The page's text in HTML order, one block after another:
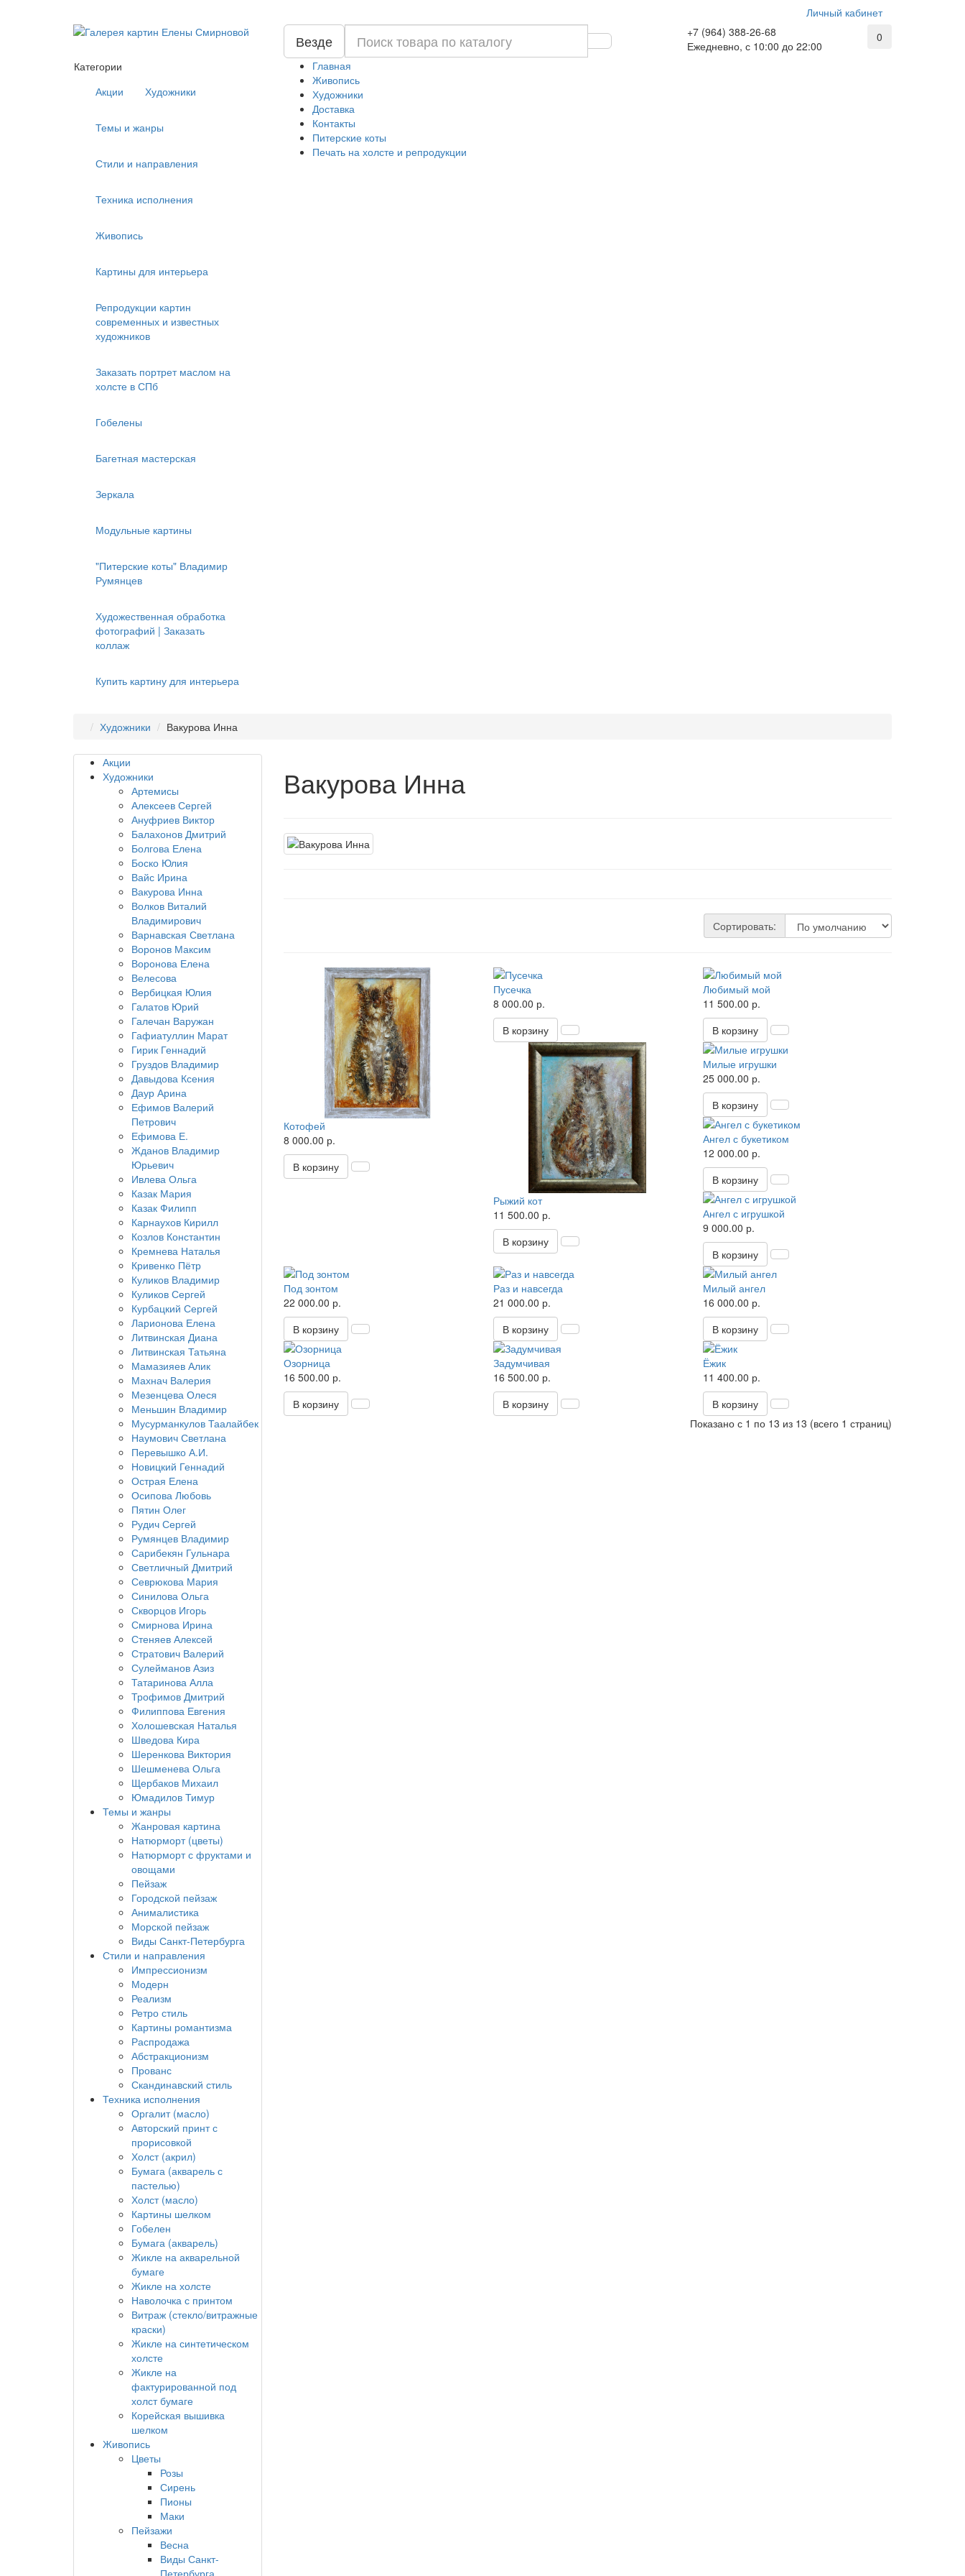
Личный кабинет
+7 (964) 388-26-68
Ежедневно, с 10:00 до 22:00
0
Везде
Главная
Живопись
Художники
Доставка
Контакты
Питерские коты
Печать на холсте и репродукции
Категории
Акции
Художники
Темы и жанры
Стили и направления
Техника исполнения
Живопись
Картины для интерьера
Репродукции картин
современных и известных
художников
Заказать портрет маслом на
холсте в СПб
Гобелены
Багетная мастерская
Зеркала
Модульные картины
"Питерские коты" Владимир
Румянцев
Художественная обработка
фотографий | Заказать
коллаж
Купить картину для интерьера
Художники Вакурова Инна
Акции
Художники
Артемисы
Алексеев Сергей
Ануфриев Виктор
Балахонов Дмитрий
Болгова Елена
Боско Юлия
Вайс Ирина
Вакурова Инна
Волков Виталий
Владимирович
Варнавская Светлана
Воронов Максим
Воронова Елена
Велесова
Вербицкая Юлия
Галатов Юрий
Галечан Варужан
Гафиатуллин Марат
Гирик Геннадий
Груздов Владимир
Давыдова Ксения
Даур Арина
Ефимов Валерий
Петрович
Ефимова Е.
Жданов Владимир
Юрьевич
Ивлева Ольга
Казак Мария
Казак Филипп
Карнаухов Кирилл
Козлов Константин
Кремнева Наталья
Кривенко Пётр
Куликов Владимир
Куликов Сергей
Курбацкий Сергей
Ларионова Елена
Литвинская Диана
Литвинская Татьяна
Мамазияев Алик
Махнач Валерия
Мезенцева Олеся
Меньшин Владимир
Мусурманкулов Таалайбек
Наумович Светлана
Перевышко А.И.
Новицкий Геннадий
Острая Елена
Осипова Любовь
Пятин Олег
Рудич Сергей
Румянцев Владимир
Сарибекян Гульнара
Светличный Дмитрий
Севрюкова Мария
Синилова Ольга
Скворцов Игорь
Смирнова Ирина
Стеняев Алексей
Стратович Валерий
Сулейманов Азиз
Татаринова Алла
Трофимов Дмитрий
Филиппова Евгения
Холошевская Наталья
Шведова Кира
Шеренкова Виктория
Шешменева Ольга
Щербаков Михаил
Юмадилов Тимур
Темы и жанры
Жанровая картина
Натюрморт (цветы)
Натюрморт с фруктами и
овощами
Пейзаж
Городской пейзаж
Анималистика
Морской пейзаж
Виды Санкт-Петербурга
Стили и направления
Импрессионизм
Модерн
Реализм
Ретро стиль
Картины романтизма
Распродажа
Абстракционизм
Прованс
Скандинавский стиль
Техника исполнения
Оргалит (масло)
Авторский принт с
прорисовкой
Холст (акрил)
Бумага (акварель с
пастелью)
Холст (масло)
Картины шелком
Гобелен
Бумага (акварель)
Жикле на акварельной
бумаге
Жикле на холсте
Наволочка с принтом
Витраж (стекло/витражные
краски)
Жикле на синтетическом
холсте
Жикле на
фактурированной под
холст бумаге
Корейская вышивка
шелком
Живопись
Цветы
Розы
Сирень
Пионы
Маки
Пейзажи
Весна
Виды Санкт-
Петербурга
Вакурова Инна
Сортировать:
Котофей
8 000.00 р.
В корзину
Пусечка
8 000.00 р.
В корзину
Любимый мой
11 500.00 р.
В корзину
Рыжий кот
11 500.00 р.
В корзину
Милые игрушки
25 000.00 р.
В корзину
Ангел с букетиком
12 000.00 р.
В корзину
Ангел с игрушкой
9 000.00 р.
В корзину
Под зонтом
22 000.00 р.
В корзину
Раз и навсегда
21 000.00 р.
В корзину
Милый ангел
16 000.00 р.
В корзину
Озорница
16 500.00 р.
В корзину
Задумчивая
16 500.00 р.
В корзину
Ёжик
11 400.00 р.
В корзину
Показано с 1 по 13 из 13 (всего 1 страниц)